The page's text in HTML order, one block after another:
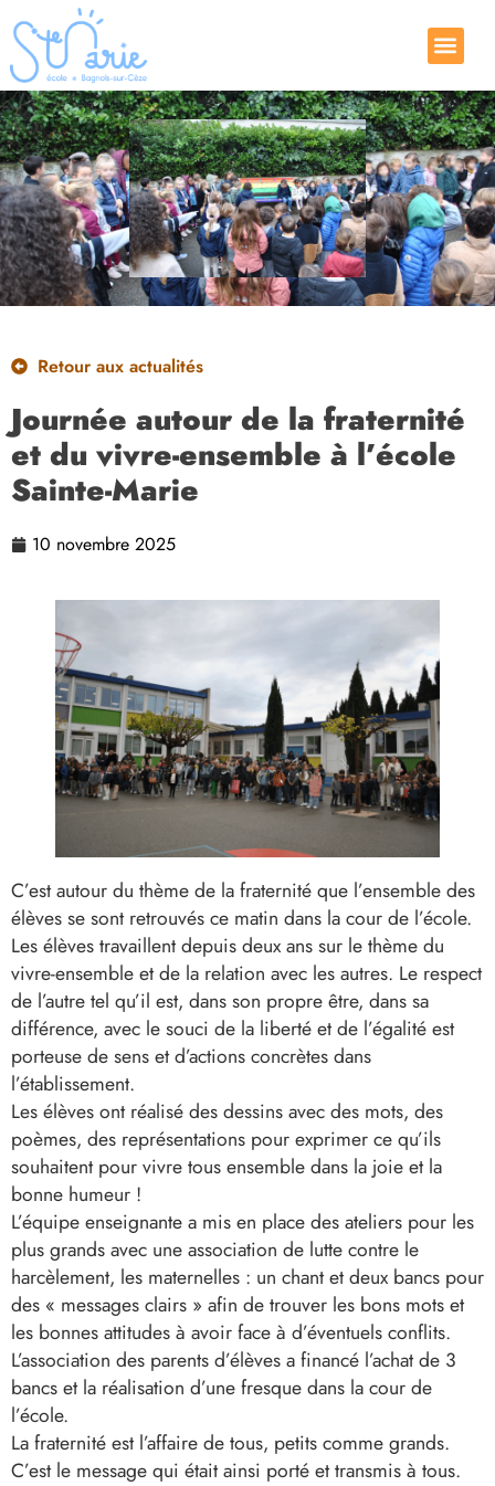
Retour aux actualités
Journée autour de la fraternité
et du vivre-ensemble à l’école
Sainte-Marie
10 novembre 2025
C’est autour du thème de la fraternité que l’ensemble des
élèves se sont retrouvés ce matin dans la cour de l’école.
Les élèves travaillent depuis deux ans sur le thème du
vivre-ensemble et de la relation avec les autres. Le respect
de l’autre tel qu’il est, dans son propre être, dans sa
différence, avec le souci de la liberté et de l’égalité est
porteuse de sens et d’actions concrètes dans
l’établissement.
Les élèves ont réalisé des dessins avec des mots, des
poèmes, des représentations pour exprimer ce qu’ils
souhaitent pour vivre tous ensemble dans la joie et la
bonne humeur !
L’équipe enseignante a mis en place des ateliers pour les
plus grands avec une association de lutte contre le
harcèlement, les maternelles : un chant et deux bancs pour
des « messages clairs » afin de trouver les bons mots et
les bonnes attitudes à avoir face à d’éventuels conflits.
L’association des parents d’élèves a financé l’achat de 3
bancs et la réalisation d’une fresque dans la cour de
l’école.
La fraternité est l’affaire de tous, petits comme grands.
C’est le message qui était ainsi porté et transmis à tous.